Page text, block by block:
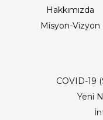
Hakkımızda
Misyon-Vizyon
COVID-19
Yeni